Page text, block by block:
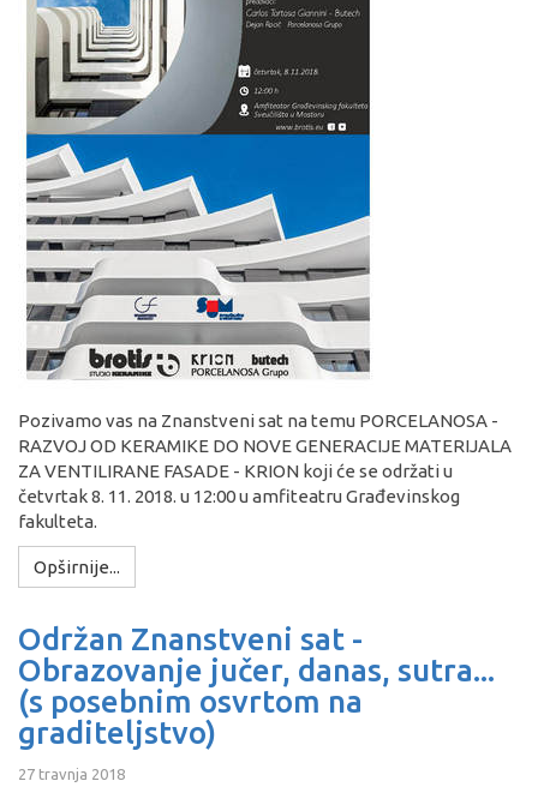
Pozivamo vas na Znanstveni sat na temu PORCELANOSA -
RAZVOJ OD KERAMIKE DO NOVE GENERACIJE MATERIJALA
ZA VENTILIRANE FASADE - KRION koji će se održati u
četvrtak 8. 11. 2018. u 12:00 u amfiteatru Građevinskog
fakulteta.
Opširnije...
Održan Znanstveni sat -
Obrazovanje jučer, danas, sutra...
(s posebnim osvrtom na
graditeljstvo)
27 travnja 2018